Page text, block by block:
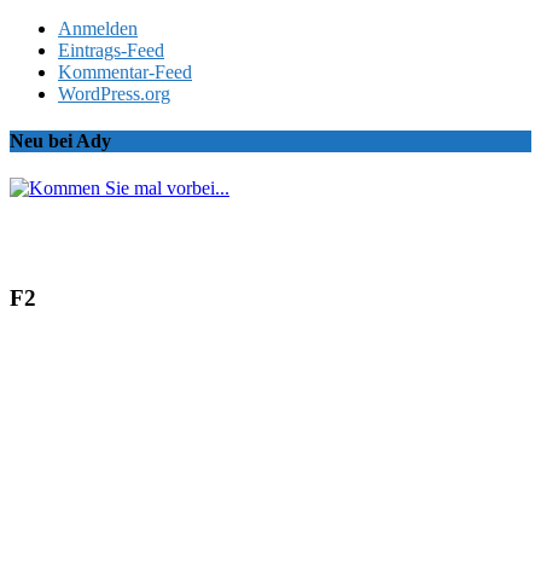
Anmelden
Eintrags-Feed
Kommentar-Feed
WordPress.org
Neu bei Ady
F2